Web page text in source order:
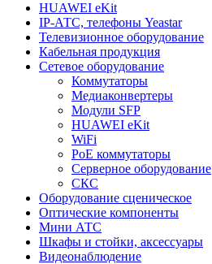
HUAWEI eKit
IP-АТС, телефоны Yeastar
Телевизионное оборудование
Кабельная продукция
Сетевое оборудование
Коммутаторы
Медиаконвертеры
Модули SFP
HUAWEI eKit
WiFi
PoE коммутаторы
Серверное оборудование
СКС
Оборудование сценическое
Оптические компоненты
Мини АТС
Шкафы и стойки, аксессуары
Видеонаблюдение